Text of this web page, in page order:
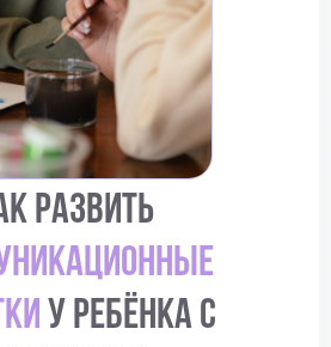
развить
у ребёнка с